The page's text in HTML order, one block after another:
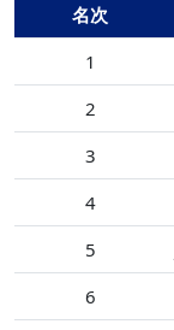
名次
1
2
3
4
5
6